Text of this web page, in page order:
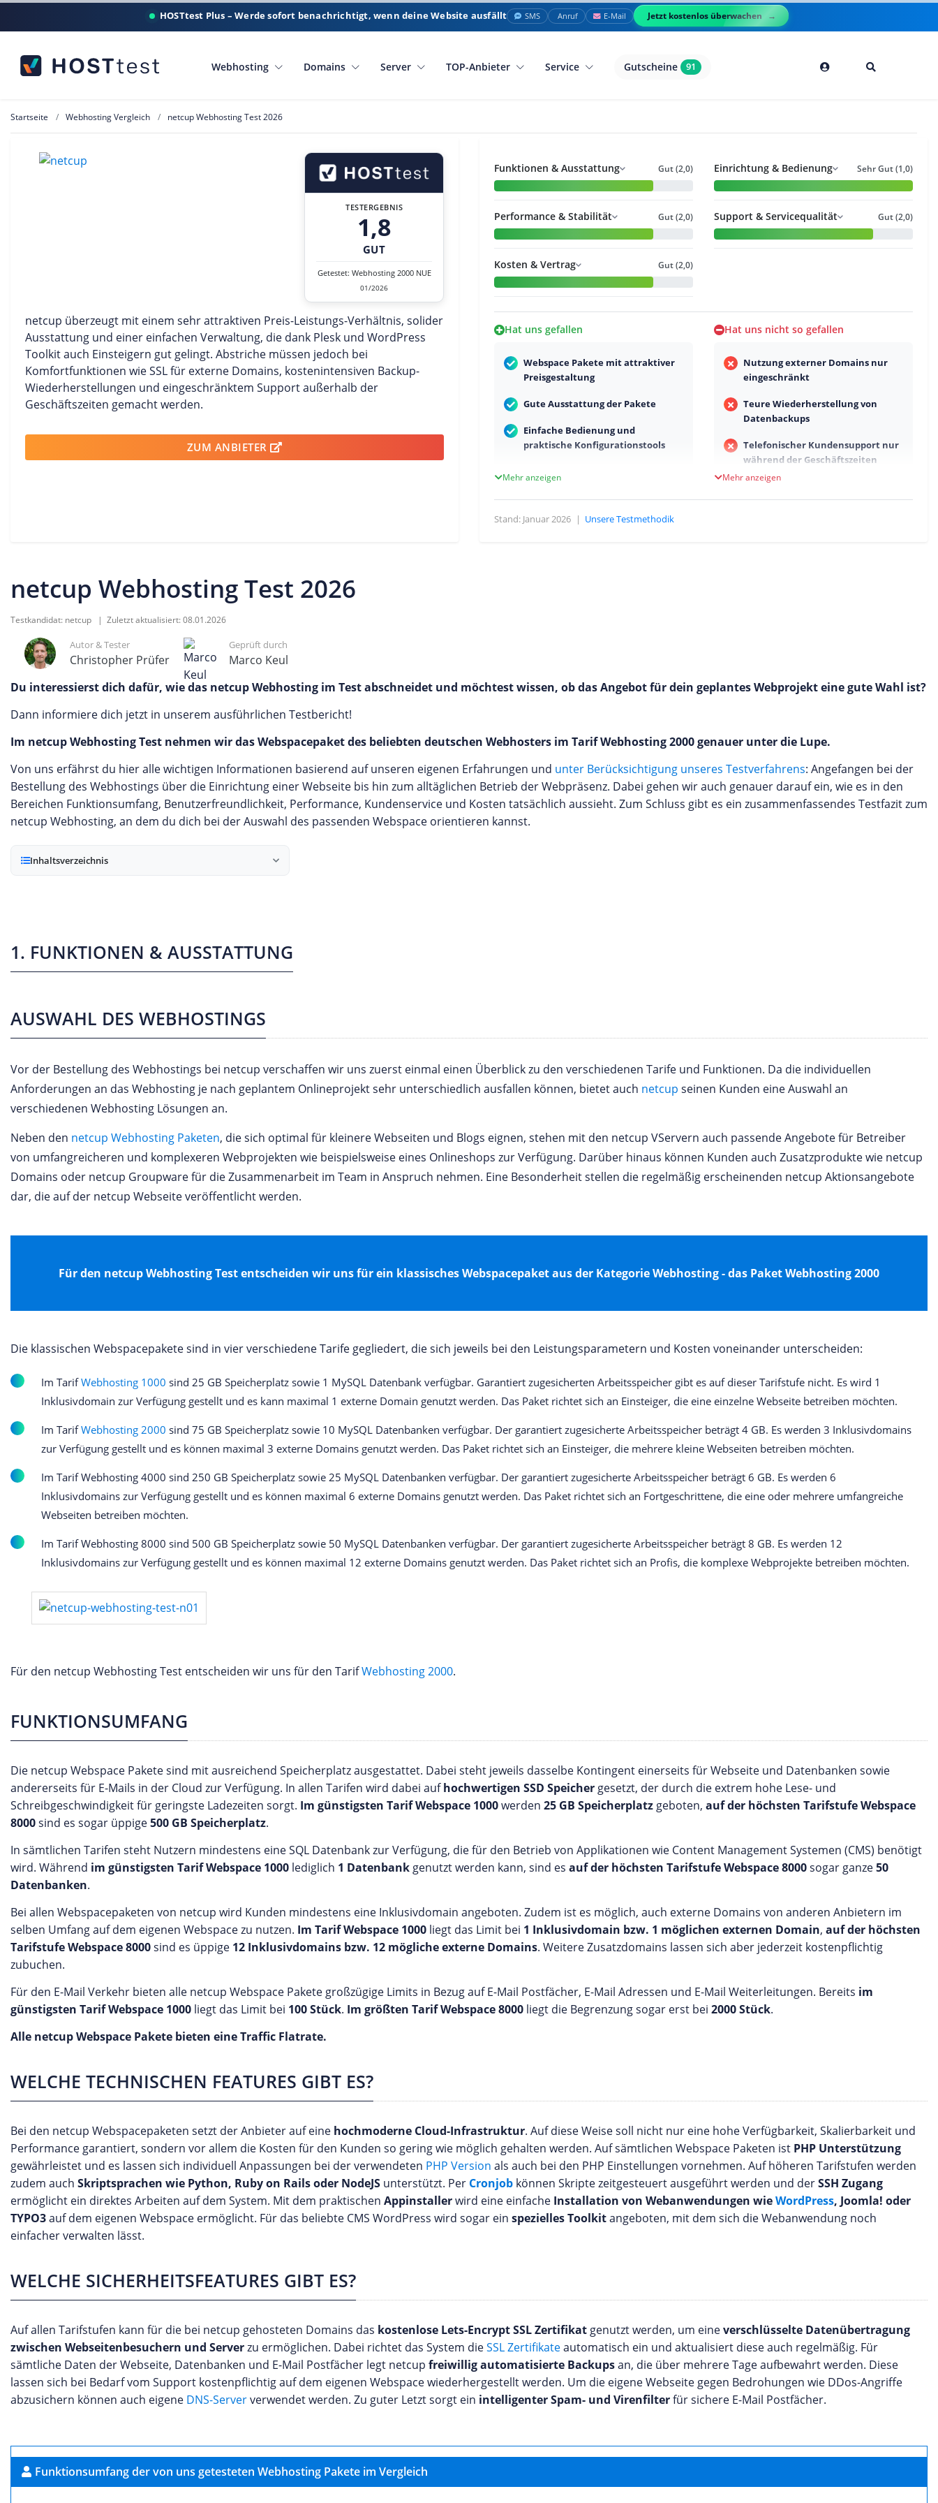
HOSTtest Plus – Werde sofort benachrichtigt, wenn deine Website ausfällt SMS Anruf E-Mail Jetzt kostenlos überwachen
Webhosting Domains Server TOP-Anbieter Service Gutscheine 91
Startseite Webhosting Vergleich netcup Webhosting Test 2026
TESTERGEBNIS
1,8
GUT
Getestet: Webhosting 2000 NUE
01/2026
netcup überzeugt mit einem sehr attraktiven Preis-Leistungs-Verhältnis, solider
Ausstattung und einer einfachen Verwaltung, die dank Plesk und WordPress
Toolkit auch Einsteigern gut gelingt. Abstriche müssen jedoch bei
Komfortfunktionen wie SSL für externe Domains, kostenintensiven Backup-
Wiederherstellungen und eingeschränktem Support außerhalb der
Geschäftszeiten gemacht werden.
ZUM ANBIETER
Funktionen & Ausstattung Gut (2,0) Einrichtung & Bedienung Sehr Gut (1,0)
Performance & Stabilität Gut (2,0) Support & Servicequalität Gut (2,0)
Kosten & Vertrag Gut (2,0)
Hat uns gefallen
Webspace Pakete mit attraktiver
Preisgestaltung
Gute Ausstattung der Pakete
Einfache Bedienung und
praktische Konfigurationstools
Mehr anzeigen
Hat uns nicht so gefallen
Nutzung externer Domains nur
eingeschränkt
Teure Wiederherstellung von
Datenbackups
Telefonischer Kundensupport nur
während der Geschäftszeiten
Mehr anzeigen
Stand: Januar 2026 | Unsere Testmethodik
netcup Webhosting Test 2026
Testkandidat: netcup | Zuletzt aktualisiert:08.01.2026
Autor & Tester
Christopher Prüfer
Geprüft durch
Marco Keul
Du interessierst dich dafür, wie das netcup Webhosting im Test abschneidet und möchtest wissen, ob das Angebot für dein geplantes Webprojekt eine gute Wahl ist?
Dann informiere dich jetzt in unserem ausführlichen Testbericht!
Im netcup Webhosting Test nehmen wir das Webspacepaket des beliebten deutschen Webhosters im Tarif Webhosting 2000 genauer unter die Lupe.
Von uns erfährst du hier alle wichtigen Informationen basierend auf unseren eigenen Erfahrungen und unter Berücksichtigung unseres Testverfahrens: Angefangen bei der
Bestellung des Webhostings über die Einrichtung einer Webseite bis hin zum alltäglichen Betrieb der Webpräsenz. Dabei gehen wir auch genauer darauf ein, wie es in den
Bereichen Funktionsumfang, Benutzerfreundlichkeit, Performance, Kundenservice und Kosten tatsächlich aussieht. Zum Schluss gibt es ein zusammenfassendes Testfazit zum
netcup Webhosting, an dem du dich bei der Auswahl des passenden Webspace orientieren kannst.
Inhaltsverzeichnis
1. FUNKTIONEN & AUSSTATTUNG
AUSWAHL DES WEBHOSTINGS
Vor der Bestellung des Webhostings bei netcup verschaffen wir uns zuerst einmal einen Überblick zu den verschiedenen Tarife und Funktionen. Da die individuellen
Anforderungen an das Webhosting je nach geplantem Onlineprojekt sehr unterschiedlich ausfallen können, bietet auch netcup seinen Kunden eine Auswahl an
verschiedenen Webhosting Lösungen an.
Neben den netcup Webhosting Paketen, die sich optimal für kleinere Webseiten und Blogs eignen, stehen mit den netcup VServern auch passende Angebote für Betreiber
von umfangreicheren und komplexeren Webprojekten wie beispielsweise eines Onlineshops zur Verfügung. Darüber hinaus können Kunden auch Zusatzprodukte wie netcup
Domains oder netcup Groupware für die Zusammenarbeit im Team in Anspruch nehmen. Eine Besonderheit stellen die regelmäßig erscheinenden netcup Aktionsangebote
dar, die auf der netcup Webseite veröffentlicht werden.
Für den netcup Webhosting Test entscheiden wir uns für ein klassisches Webspacepaket aus der Kategorie Webhosting - das Paket Webhosting 2000
Die klassischen Webspacepakete sind in vier verschiedene Tarife gegliedert, die sich jeweils bei den Leistungsparametern und Kosten voneinander unterscheiden:
Im TarifWebhosting 1000 sind 25 GB Speicherplatz sowie 1 MySQL Datenbank verfügbar. Garantiert zugesicherten Arbeitsspeicher gibt es auf dieser Tarifstufe nicht. Es wird 1
Inklusivdomain zur Verfügung gestellt und es kann maximal 1 externe Domain genutzt werden. Das Paket richtet sich an Einsteiger, die eine einzelne Webseite betreiben möchten.
Im TarifWebhosting 2000 sind 75 GB Speicherplatz sowie 10 MySQL Datenbanken verfügbar. Der garantiert zugesicherte Arbeitsspeicher beträgt 4 GB. Es werden 3 Inklusivdomains
zur Verfügung gestellt und es können maximal 3 externe Domains genutzt werden. Das Paket richtet sich an Einsteiger, die mehrere kleine Webseiten betreiben möchten.
Im Tarif Webhosting 4000 sind 250 GB Speicherplatz sowie 25 MySQL Datenbanken verfügbar. Der garantiert zugesicherte Arbeitsspeicher beträgt 6 GB. Es werden 6
Inklusivdomains zur Verfügung gestellt und es können maximal 6 externe Domains genutzt werden. Das Paket richtet sich an Fortgeschrittene, die eine oder mehrere umfangreiche
Webseiten betreiben möchten.
Im Tarif Webhosting 8000 sind 500 GB Speicherplatz sowie 50 MySQL Datenbanken verfügbar. Der garantiert zugesicherte Arbeitsspeicher beträgt 8 GB. Es werden 12
Inklusivdomains zur Verfügung gestellt und es können maximal 12 externe Domains genutzt werden. Das Paket richtet sich an Profis, die komplexe Webprojekte betreiben möchten.
Für den netcup Webhosting Test entscheiden wir uns für den TarifWebhosting 2000.
FUNKTIONSUMFANG
Die netcup Webspace Pakete sind mit ausreichend Speicherplatz ausgestattet. Dabei steht jeweils dasselbe Kontingent einerseits für Webseite und Datenbanken sowie
andererseits für E-Mails in der Cloud zur Verfügung. In allen Tarifen wird dabei aufhochwertigen SSD Speicher gesetzt, der durch die extrem hohe Lese- und
Schreibgeschwindigkeit für geringste Ladezeiten sorgt. Im günstigsten Tarif Webspace 1000werden 25 GB Speicherplatz geboten, auf der höchsten Tarifstufe Webspace
8000sind es sogar üppige500 GB Speicherplatz.
In sämtlichen Tarifen steht Nutzern mindestens eine SQL Datenbank zur Verfügung, die für den Betrieb von Applikationen wie Content Management Systemen (CMS) benötigt
wird. Während im günstigsten Tarif Webspace 1000 lediglich 1 Datenbank genutzt werden kann, sind es auf der höchsten Tarifstufe Webspace 8000sogar ganze50
Datenbanken.
Bei allen Webspacepaketen von netcup wird Kunden mindestens eine Inklusivdomain angeboten. Zudem ist es möglich, auch externe Domains von anderen Anbietern im
selben Umfang auf dem eigenen Webspace zu nutzen. Im Tarif Webspace 1000 liegt das Limit bei 1 Inklusivdomain bzw. 1 möglichen externen Domain, auf der höchsten
Tarifstufe Webspace 8000sind es üppige 12 Inklusivdomains bzw. 12 mögliche externe Domains. Weitere Zusatzdomains lassen sich aber jederzeit kostenpflichtig
zubuchen.
Für den E-Mail Verkehr bieten alle netcup Webspace Pakete großzügige Limits in Bezug auf E-Mail Postfächer, E-Mail Adressen und E-Mail Weiterleitungen. Bereits im
günstigsten Tarif Webspace 1000 liegt das Limit bei 100 Stück. Im größten Tarif Webspace 8000 liegt die Begrenzung sogar erst bei 2000 Stück.
Alle netcup Webspace Pakete bieten eine Traffic Flatrate.
WELCHE TECHNISCHEN FEATURES GIBT ES?
Bei den netcup Webspacepaketen setzt der Anbieter auf eine hochmoderne Cloud-Infrastruktur. Auf diese Weise soll nicht nur eine hohe Verfügbarkeit, Skalierbarkeit und
Performance garantiert, sondern vor allem die Kosten für den Kunden so gering wie möglich gehalten werden. Auf sämtlichen Webspace Paketen ist PHP Unterstützung
gewährleistet und es lassen sich individuell Anpassungen bei der verwendeten PHP Version als auch bei den PHP Einstellungen vornehmen. Auf höheren Tarifstufen werden
zudem auch Skriptsprachen wie Python, Ruby on Rails oder NodeJS unterstützt. Per Cronjob können Skripte zeitgesteuert ausgeführt werden und derSSH Zugang
ermöglicht ein direktes Arbeiten auf dem System. Mit dem praktischen Appinstallerwird eine einfache Installation von Webanwendungen wieWordPress, Joomla! oder
TYPO3auf dem eigenen Webspace ermöglicht. Für das beliebte CMS WordPress wird sogar ein spezielles Toolkitangeboten, mit dem sich die Webanwendung noch
einfacher verwalten lässt.
WELCHE SICHERHEITSFEATURES GIBT ES?
Auf allen Tarifstufen kann für die bei netcup gehosteten Domains das kostenlose Lets-Encrypt SSL Zertifikat genutzt werden, um eineverschlüsselte Datenübertragung
zwischen Webseitenbesuchern und Serverzu ermöglichen. Dabei richtet das System dieSSL Zertifikateautomatisch ein und aktualisiert diese auch regelmäßig. Für
sämtliche Daten der Webseite, Datenbanken und E-Mail Postfächer legt netcup freiwillig automatisierte Backupsan, die über mehrere Tage aufbewahrt werden. Diese
lassen sich bei Bedarf vom Support kostenpflichtig auf dem eigenen Webspace wiederhergestellt werden. Um die eigene Webseite gegen Bedrohungen wie DDos-Angriffe
abzusichern können auch eigene DNS-Serververwendet werden. Zu guter Letzt sorgt ein intelligenter Spam- und Virenfilterfür sichere E-Mail Postfächer.
Funktionsumfang der von uns getesteten Webhosting Pakete im Vergleich